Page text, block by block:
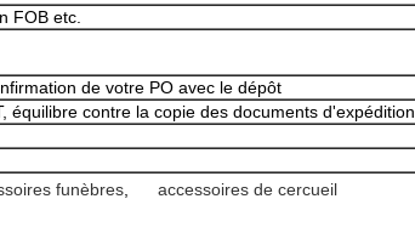
FOB etc.
de votre PO avec le dépôt
équilibre contre la copie des documents d'expédition
funèbres accessoires de cercueil